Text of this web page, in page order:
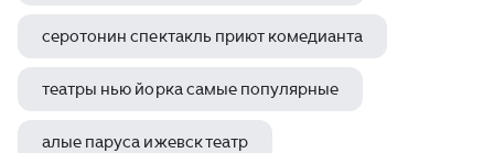
серотонин спектакль приют комедианта
театры нью йорка самые популярные
алые паруса ижевск театр